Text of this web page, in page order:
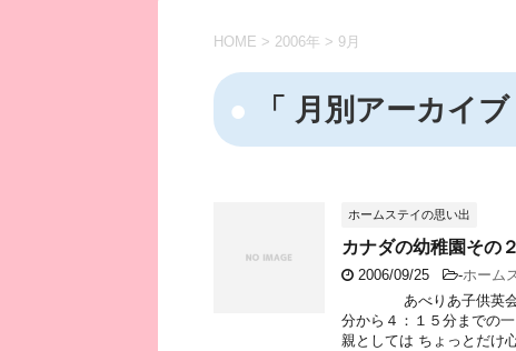
HOME > 2006年 > 9月
「 月別アーカイ
ホームステイの思い出
カナダの幼稚園その２
2006/09/25 -ホーム
あべりあ子供英会話
分から４：１５分までの
親としては ちょっとだけ